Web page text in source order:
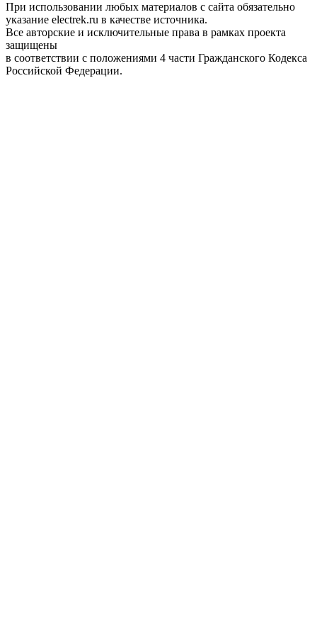
При использовании любых материалов с сайта обязательно
указание electrek.ru в качестве источника.
Все авторские и исключительные права в рамках проекта
защищены
в соответствии с положениями 4 части Гражданского Кодекса
Российской Федерации.